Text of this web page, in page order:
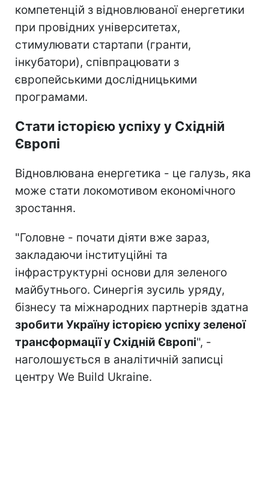
компетенцій з відновлюваної енергетики
при провідних університетах,
стимулювати стартапи (гранти,
інкубатори), співпрацювати з
європейськими дослідницькими
програмами.
Стати історією успіху у Східній
Європі
Відновлювана енергетика - це галузь, яка
може стати локомотивом економічного
зростання.
"Головне - почати діяти вже зараз,
закладаючи інституційні та
інфраструктурні основи для зеленого
майбутнього. Синергія зусиль уряду,
бізнесу та міжнародних партнерів здатна
зробити Україну історією успіху зеленої
трансформації у Східній Європі", -
наголошується в аналітичній записці
центру We Build Ukraine.